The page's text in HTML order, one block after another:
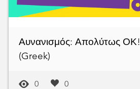
Αυνανισμός: Απολύτως ΟΚ!
(Greek)
0 0